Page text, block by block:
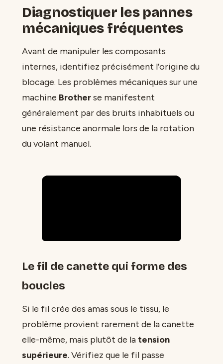
Diagnostiquer les pannes
mécaniques fréquentes
Avant de manipuler les composants
internes, identifiez précisément l’origine du
blocage. Les problèmes mécaniques sur une
machine Brotherse manifestent
généralement par des bruits inhabituels ou
une résistance anormale lors de la rotation
du volant manuel.
Le fil de canette qui forme des
boucles
Si le fil crée des amas sous le tissu, le
problème provient rarement de la canette
elle-même, mais plutôt de la tension
supérieure. Vérifiez que le fil passe